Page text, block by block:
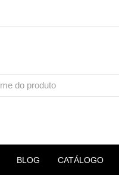
BLOG CATÁLOGO